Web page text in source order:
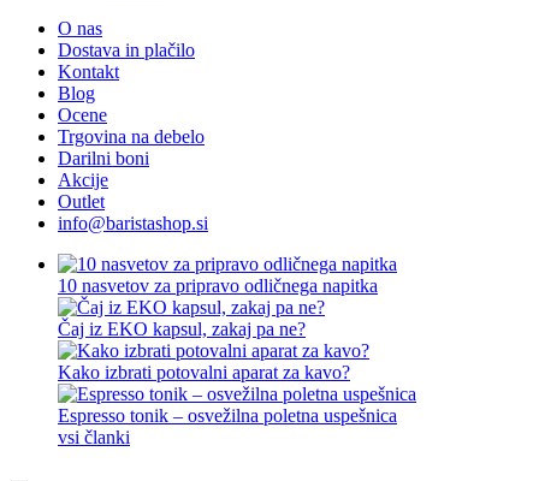
O nas
Dostava in plačilo
Kontakt
Blog
Ocene
Trgovina na debelo
Darilni boni
Akcije
Outlet
info@baristashop.si
10 nasvetov za pripravo odličnega napitka
Čaj iz EKO kapsul, zakaj pa ne?
Kako izbrati potovalni aparat za kavo?
Espresso tonik – osvežilna poletna uspešnica
vsi članki